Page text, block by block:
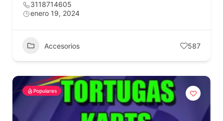
3118714605
enero 19, 2024
Accesorios 587
Populares